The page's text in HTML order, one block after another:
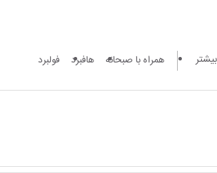
همراه با صبحانه هافبرد فولبرد